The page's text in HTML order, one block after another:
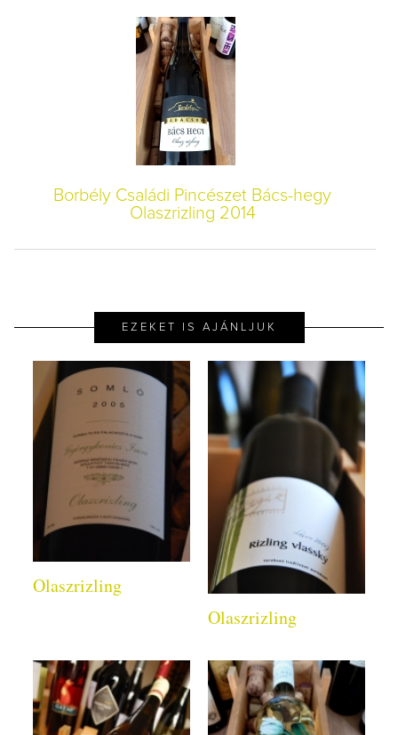
Borbély Családi Pincészet Bács-hegy
Olaszrizling 2014
EZEKET IS AJÁNLJUK
Olaszrizling
Olaszrizling